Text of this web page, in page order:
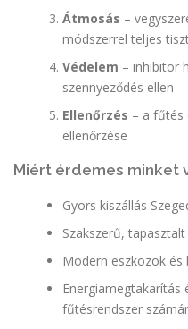
Átmosás –
módszerrel teljes
Védelem – inhibitor
szennyeződés ellen
Ellenőrzés – a fűtés
ellenőrzése
Miért érdemes minket
Gyors kiszállás
Szakszerű,
Modern eszközök és
Energiamegtakarítás
fűtésrendszer